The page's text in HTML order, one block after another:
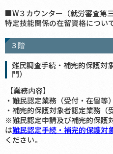
■W３カウンター（就労審査第三
特定技能関係の在留資格につい
３階
難民調査手続・補完的保護対
門）
【業務内容】
・難民認定業務（受付・在留等）
・補完的保護対象者認定業務（
※難民認定申請及び補完的保護
は難民認定手続・補完的保護対
ください。